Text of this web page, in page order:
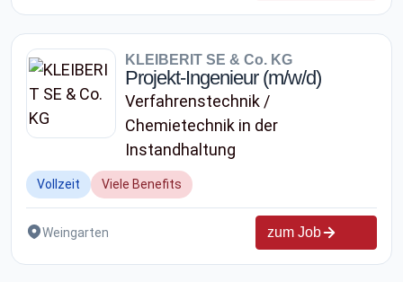
KLEIBERIT SE & Co. KG
Projekt-Ingenieur (m/w/d)
Verfahrenstechnik /
Chemietechnik in der
Instandhaltung
Vollzeit Viele Benefits
Weingarten zum Job